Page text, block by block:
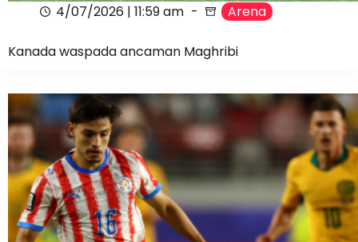
4/07/2026 | 11:59 am Arena
Kanada waspada ancaman Maghribi